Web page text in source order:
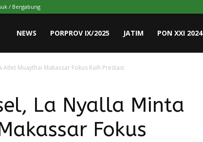
/ Bergabung
NEWS PORPROV IX/2025 JATIM PON XXI 2024
Atlet Muaythai Makassar Fokus Raih Prestasi
La Nyalla Minta
Fokus